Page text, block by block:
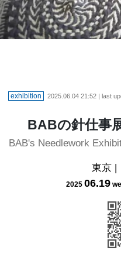
exhibition 2025.06.04 21:52 | last
BABの針仕事
BAB's Needlework
東京|
2025 06.19